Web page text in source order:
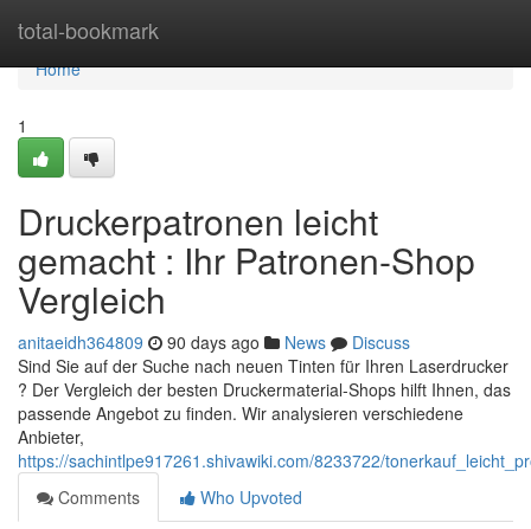
total-bookmark
Home
Home
1
Druckerpatronen leicht
gemacht : Ihr Patronen-Shop
Vergleich
anitaeidh364809 90 days ago News
Discuss
Sind Sie auf der Suche nach neuen Tinten für Ihren Laserdrucker
? Der Vergleich der besten Druckermaterial-Shops hilft Ihnen, das
passende Angebot zu finden. Wir analysieren verschiedene
Anbieter,
https://sachintlpe917261.shivawiki.com/8233722/
Comments
Who Upvoted